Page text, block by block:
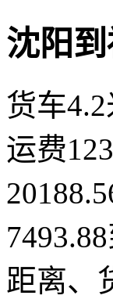
沈阳
货车
运费
距离、